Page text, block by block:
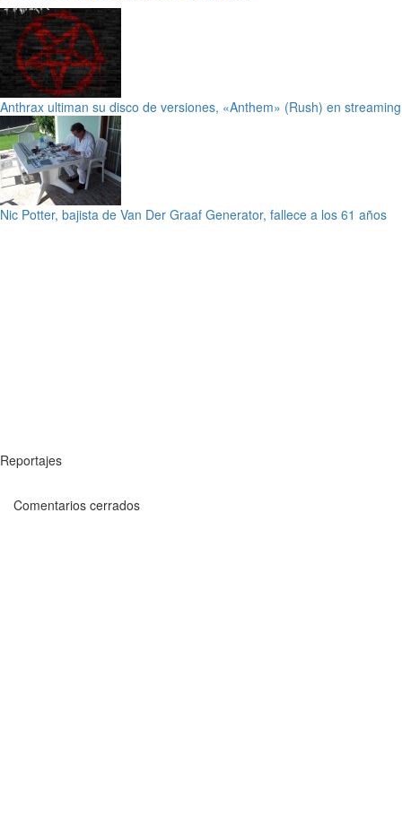
Anthrax ultiman su disco de versiones, «Anthem» (Rush) en streaming
Nic Potter, bajista de Van Der Graaf Generator, fallece a los 61 años
Reportajes
Comentarios cerrados